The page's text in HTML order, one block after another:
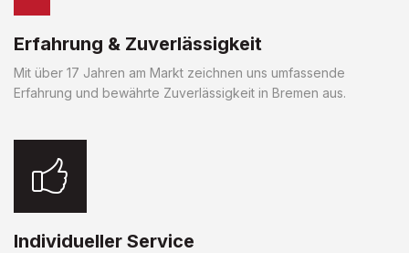
Erfahrung & Zuverlässigkeit
Mit über 17 Jahren am Markt zeichnen uns umfassende
Erfahrung und bewährte Zuverlässigkeit in Bremen aus.
Individueller Service